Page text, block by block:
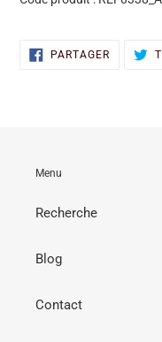
PARTAGER
SUR
Menu
Recherche
Blog
Contact